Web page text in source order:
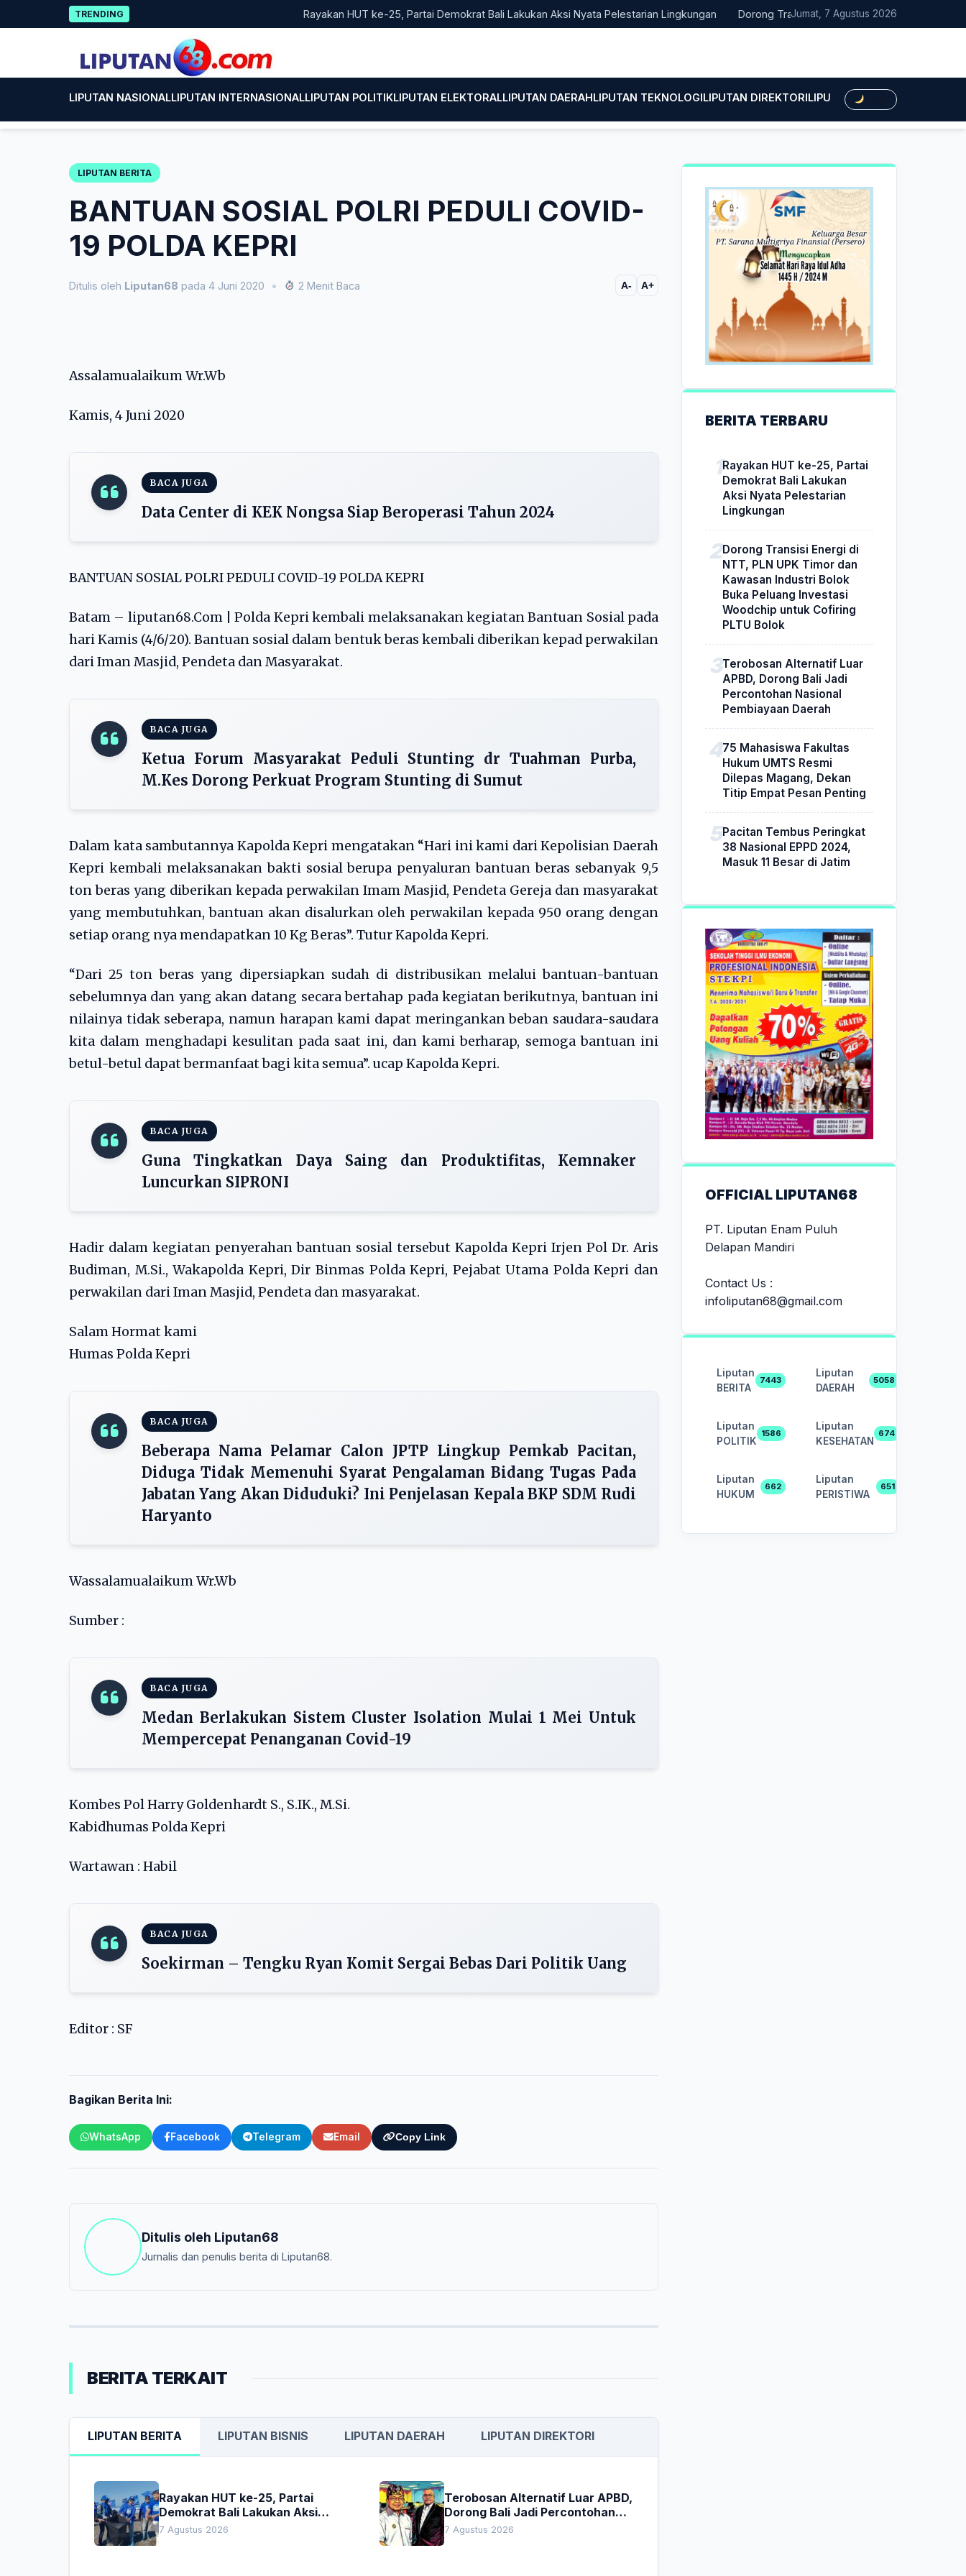
to
TRENDING Rayakan HUT ke-25, Partai Demokrat Bali Lakukan Aksi Nyata Pelestarian Lingkungan Dorong Transisi Energi di NTT, PLN UPK Timor dan
Jumat, 7 Agustus 2026
LIPUTAN NASIONALLIPUTAN INTERNASIONALLIPUTAN POLITIKLIPUTAN ELEKTORALLIPUTAN DAERAHLIPUTAN TEKNOLOGILIPUTAN DIREKTORILIPUTAN HUKUMLIPUTAN
LIPUTAN BERITA
BANTUAN SOSIAL POLRI PEDULI COVID-
19 POLDA KEPRI
Ditulis oleh Liputan68 pada 4 Juni 2020 • 2 Menit Baca A- A+
Assalamualaikum Wr.Wb
Kamis, 4 Juni 2020
BACA JUGA
Data Center di KEK Nongsa Siap Beroperasi Tahun 2024
BANTUAN SOSIAL POLRI PEDULI COVID-19 POLDA KEPRI
Batam – liputan68.Com | Polda Kepri kembali melaksanakan kegiatan Bantuan Sosial pada
hari Kamis (4/6/20). Bantuan sosial dalam bentuk beras kembali diberikan kepad perwakilan
dari Iman Masjid, Pendeta dan Masyarakat.
BACA JUGA
Ketua Forum Masyarakat Peduli Stunting dr Tuahman Purba,
M.Kes Dorong Perkuat Program Stunting di Sumut
Dalam kata sambutannya Kapolda Kepri mengatakan “Hari ini kami dari Kepolisian Daerah
Kepri kembali melaksanakan bakti sosial berupa penyaluran bantuan beras sebanyak 9,5
ton beras yang diberikan kepada perwakilan Imam Masjid, Pendeta Gereja dan masyarakat
yang membutuhkan, bantuan akan disalurkan oleh perwakilan kepada 950 orang dengan
setiap orang nya mendapatkan 10 Kg Beras”. Tutur Kapolda Kepri.
“Dari 25 ton beras yang dipersiapkan sudah di distribusikan melalui bantuan-bantuan
sebelumnya dan yang akan datang secara bertahap pada kegiatan berikutnya, bantuan ini
nilainya tidak seberapa, namun harapan kami dapat meringankan beban saudara-saudara
kita dalam menghadapi kesulitan pada saat ini, dan kami berharap, semoga bantuan ini
betul-betul dapat bermanfaat bagi kita semua”. ucap Kapolda Kepri.
BACA JUGA
Guna Tingkatkan Daya Saing dan Produktifitas, Kemnaker
Luncurkan SIPRONI
Hadir dalam kegiatan penyerahan bantuan sosial tersebut Kapolda Kepri Irjen Pol Dr. Aris
Budiman, M.Si., Wakapolda Kepri, Dir Binmas Polda Kepri, Pejabat Utama Polda Kepri dan
perwakilan dari Iman Masjid, Pendeta dan masyarakat.
Salam Hormat kami
Humas Polda Kepri
BACA JUGA
Beberapa Nama Pelamar Calon JPTP Lingkup Pemkab Pacitan,
Diduga Tidak Memenuhi Syarat Pengalaman Bidang Tugas Pada
Jabatan Yang Akan Diduduki? Ini Penjelasan Kepala BKP SDM Rudi
Haryanto
Wassalamualaikum Wr.Wb
Sumber :
BACA JUGA
Medan Berlakukan Sistem Cluster Isolation Mulai 1 Mei Untuk
Mempercepat Penanganan Covid-19
Kombes Pol Harry Goldenhardt S., S.IK., M.Si.
Kabidhumas Polda Kepri
Wartawan : Habil
BACA JUGA
Soekirman – Tengku Ryan Komit Sergai Bebas Dari Politik Uang
Editor : SF
Bagikan Berita Ini:
WhatsApp Facebook Telegram Email Copy Link
Ditulis oleh Liputan68
Jurnalis dan penulis berita di Liputan68.
BERITA TERKAIT
LIPUTAN BERITA LIPUTAN BISNIS LIPUTAN DAERAH LIPUTAN DIREKTORI
Rayakan HUT ke-25, Partai
Demokrat Bali Lakukan Aksi
Nyata Pelestarian Lingkungan
7 Agustus 2026
Terobosan Alternatif Luar APBD,
Dorong Bali Jadi Percontohan
Nasional Pembiayaan Daerah
7 Agustus 2026
BERITA TERBARU
Rayakan HUT ke-25, Partai
Demokrat Bali Lakukan
Aksi Nyata Pelestarian
Lingkungan
Dorong Transisi Energi di
NTT, PLN UPK Timor dan
Kawasan Industri Bolok
Buka Peluang Investasi
Woodchip untuk Cofiring
PLTU Bolok
Terobosan Alternatif Luar
APBD, Dorong Bali Jadi
Percontohan Nasional
Pembiayaan Daerah
75 Mahasiswa Fakultas
Hukum UMTS Resmi
Dilepas Magang, Dekan
Titip Empat Pesan Penting
Pacitan Tembus Peringkat
38 Nasional EPPD 2024,
Masuk 11 Besar di Jatim
OFFICIAL LIPUTAN68
PT. Liputan Enam Puluh
Delapan Mandiri
Contact Us :
infoliputan68@gmail.com
Liputan
BERITA
7443
Liputan
DAERAH
5058
Liputan
POLITIK
1586
Liputan
KESEHATAN
674
Liputan
HUKUM
662
Liputan
PERISTIWA
651